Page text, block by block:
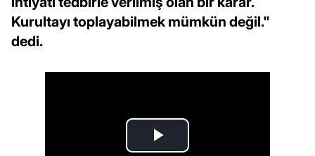
Kurultayı toplayabilmek mümkün değil."
dedi.